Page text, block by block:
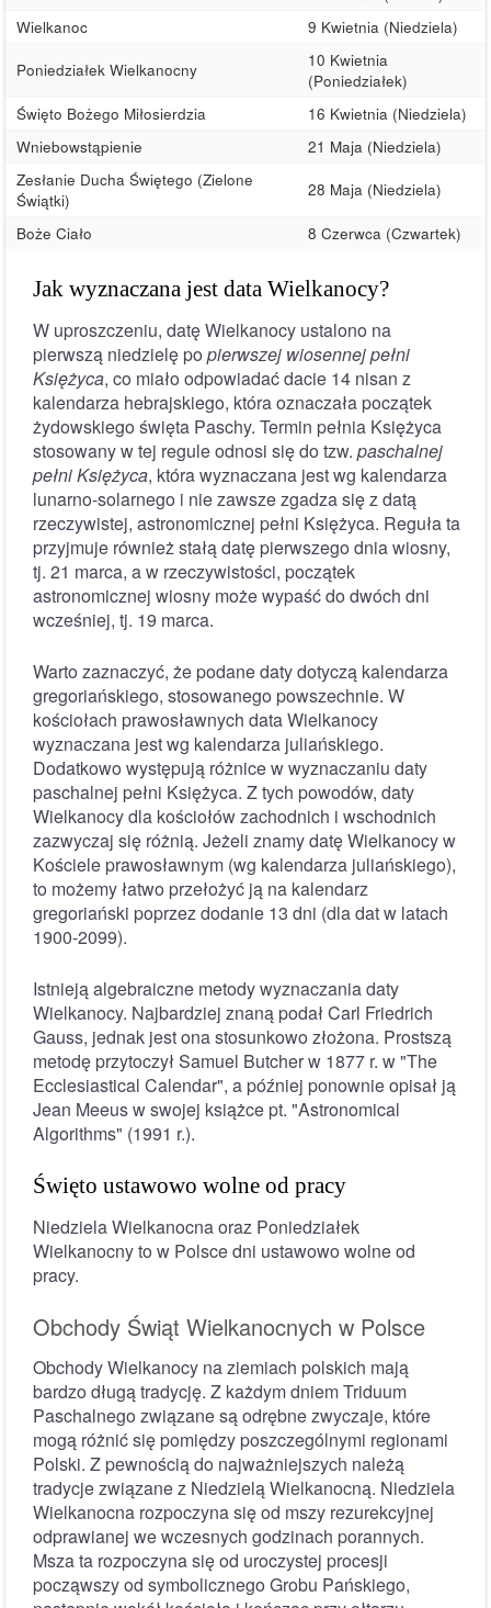
Wielkanoc
9 Kwietnia (Niedziela)
Poniedziałek Wielkanocny
10 Kwietnia
(Poniedziałek)
Święto Bożego Miłosierdzia
16 Kwietnia (Niedziela)
Wniebowstąpienie
21 Maja (Niedziela)
Zesłanie Ducha Świętego (Zielone
Świątki)
28 Maja (Niedziela)
Boże Ciało 8 Czerwca (Czwartek)
Jak wyznaczana jest data Wielkanocy?
W uproszczeniu, datę Wielkanocy ustalono na
pierwszą niedzielę po pierwszej wiosennej pełni
Księżyca, co miało odpowiadać dacie 14 nisan z
kalendarza hebrajskiego, która oznaczała początek
żydowskiego święta Paschy. Termin pełnia Księżyca
stosowany w tej regule odnosi się do tzw. paschalnej
pełni Księżyca, która wyznaczana jest wg kalendarza
lunarno-solarnego i nie zawsze zgadza się z datą
rzeczywistej, astronomicznej pełni Księżyca. Reguła ta
przyjmuje również stałą datę pierwszego dnia wiosny,
tj. 21 marca, a w rzeczywistości, początek
astronomicznej wiosny może wypaść do dwóch dni
wcześniej, tj. 19 marca.
Warto zaznaczyć, że podane daty dotyczą kalendarza
gregoriańskiego, stosowanego powszechnie. W
kościołach prawosławnych data Wielkanocy
wyznaczana jest wg kalendarza juliańskiego.
Dodatkowo występują różnice w wyznaczaniu daty
paschalnej pełni Księżyca. Z tych powodów, daty
Wielkanocy dla kościołów zachodnich i wschodnich
zazwyczaj się różnią. Jeżeli znamy datę Wielkanocy w
Kościele prawosławnym (wg kalendarza juliańskiego),
to możemy łatwo przełożyć ją na kalendarz
gregoriański poprzez dodanie 13 dni (dla dat w latach
1900-2099).
Istnieją algebraiczne metody wyznaczania daty
Wielkanocy. Najbardziej znaną podał Carl Friedrich
Gauss, jednak jest ona stosunkowo złożona. Prostszą
metodę przytoczył Samuel Butcher w 1877 r. w "The
Ecclesiastical Calendar", a później ponownie opisał ją
Jean Meeus w swojej książce pt. "Astronomical
Algorithms" (1991 r.).
Święto ustawowo wolne od pracy
Niedziela Wielkanocna oraz Poniedziałek
Wielkanocny to w Polsce dni ustawowo wolne od
pracy.
Obchody Świąt Wielkanocnych w Polsce
Obchody Wielkanocy na ziemiach polskich mają
bardzo długą tradycję. Z każdym dniem Triduum
Paschalnego związane są odrębne zwyczaje, które
mogą różnić się pomiędzy poszczególnymi regionami
Polski. Z pewnością do najważniejszych należą
tradycje związane z Niedzielą Wielkanocną. Niedziela
Wielkanocna rozpoczyna się od mszy rezurekcyjnej
odprawianej we wczesnych godzinach porannych.
Msza ta rozpoczyna się od uroczystej procesji
począwszy od symbolicznego Grobu Pańskiego,